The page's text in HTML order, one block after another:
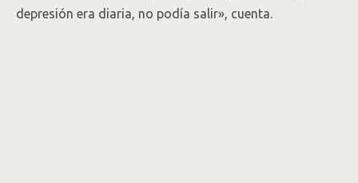
depresión era diaria, no podía salir», cuenta.